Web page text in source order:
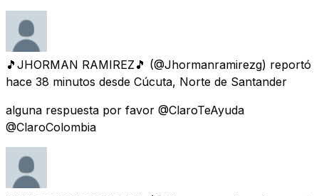
🎵JHORMAN RAMIREZ🎵 (@Jhormanramirezg) reportó
hace 38 minutos desde Cúcuta, Norte de Santander
alguna respuesta por favor @ClaroTeAyuda
@ClaroColombia